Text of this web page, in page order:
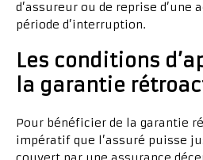
d’assureur ou de reprise d’une
période d’interruption.
Les conditions
la garantie
Pour bénéficier de la garantie
impératif que l’assuré puisse